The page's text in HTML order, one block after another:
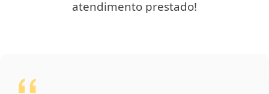
atendimento prestado!